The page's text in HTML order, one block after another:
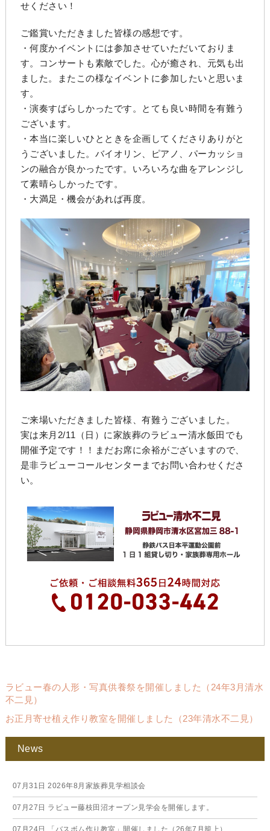
せください！
ご鑑賞いただきました皆様の感想です。
・何度かイベントには参加させていただいておりま
す。コンサートも素敵でした。心が癒され、元気も出
ました。またこの様なイベントに参加したいと思いま
す。
・演奏すばらしかったです。とても良い時間を有難う
ございます。
・本当に楽しいひとときを企画してくださりありがと
うございました。バイオリン、ピアノ、パーカッショ
ンの融合が良かったです。いろいろな曲をアレンジし
て素晴らしかったです。
・大満足・機会があれば再度。
ご来場いただきました皆様、有難うございました。
実は来月2/11（日）に家族葬のラビュー清水飯田でも
開催予定です！！まだお席に余裕がございますので、
是非ラビューコールセンターまでお問い合わせくださ
い。
ラビュー春の人形・写真供養祭を開催しました（24年3月清水
不二見）
お正月寄せ植え作り教室を開催しました（23年清水不二見）
News
07月31日 2026年8月家族葬見学相談会
07月27日 ラビュー藤枝田沼オープン見学会を開催します。
07月24日 「バスボム作り教室」開催しました（26年7月籠上）